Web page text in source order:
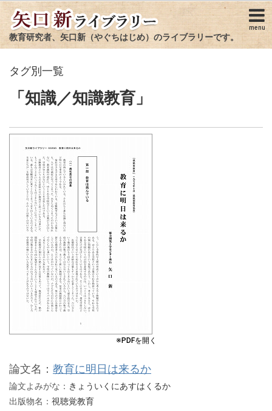
menu
教育研究者、矢口新（やぐちはじめ）のライブラリーです。
タグ別一覧
「知識／知識教育」
※PDFを開く
論文名： 教育に明日は来るか
論文よみがな： きょういくにあすはくるか
出版物名： 視聴覚教育